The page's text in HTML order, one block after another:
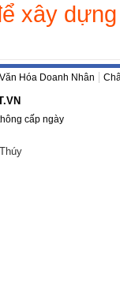
xây
Văn Hóa Doanh Nhân
cấp ngày